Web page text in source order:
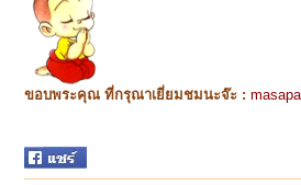
ขอบพระคุณ ที่กรุณาเยี่ยมชมนะจ๊ะ :